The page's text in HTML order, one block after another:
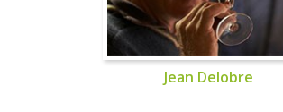
Jean Delobre